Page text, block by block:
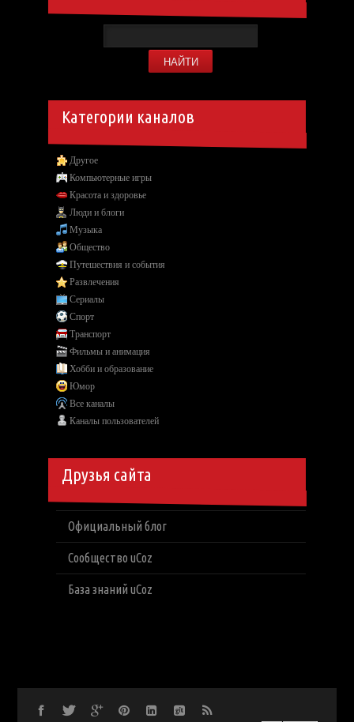
Категории каналов
Другое
Компьютерные игры
Красота и здоровье
Люди и блоги
Музыка
Общество
Путешествия и события
Развлечения
Сериалы
Спорт
Транспорт
Фильмы и анимация
Хобби и образование
Юмор
Все каналы
Каналы пользователей
Друзья сайта
Официальный блог
Сообщество uCoz
База знаний uCoz